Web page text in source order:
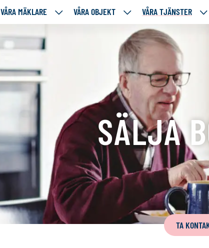
VÅRA MÄKLARE
VÅRA VÅRA OBJEKT
VÅRA
OBJEKT
NEDANSTÅENDE
SIDOR
VÅRA TJÄNSTER
SÄLJA
TA